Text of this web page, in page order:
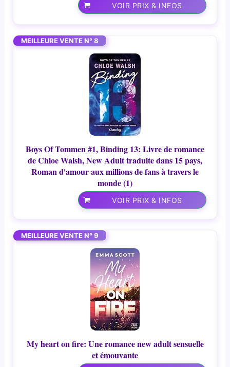
VOIR PRIX & INFOS
MEILLEURE VENTE N° 8
Boys Of Tommen #1, Binding 13: Livre de romance
de Chloe Walsh, New Adult traduite dans 15 pays,
Roman d'amour aux millions de fans à travers le
monde (1)
VOIR PRIX & INFOS
MEILLEURE VENTE N° 9
My heart on fire: Une romance new adult sensuelle
et émouvante